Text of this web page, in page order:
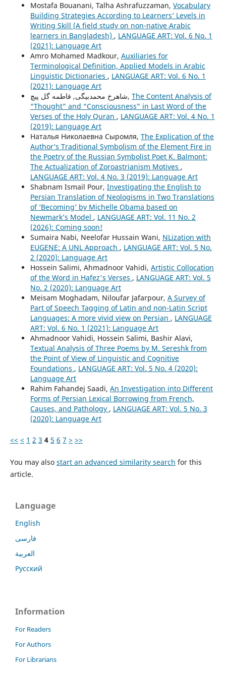
Mostafa Bouanani, Talha Ashrafuzzaman, Vocabulary
Building Strategies According to Learners’ Levels in
Writing Skill (A field study on non-native Arabic
learners in Bangladesh) , LANGUAGE ART: Vol. 6 No. 1
(2021): Language Art
Amro Mohamed Madkour, Auxiliaries for
Terminological Definition, Applied Models in Arabic
Linguistic Dictionaries , LANGUAGE ART: Vol. 6 No. 1
(2021): Language Art
شاهرخ محمدبیگی, فاطمه گل پیچ, The Content Analysis of
“Thought” and “Consciousness” in Last Word of the
Verses of the Holy Quran , LANGUAGE ART: Vol. 4 No. 1
(2019): Language Art
Наталья Николаевна Сыромля, The Explication of the
Author’s Traditional Symbolism of the Element Fire in
the Poetry of the Russian Symbolist Poet K. Balmont:
The Actualization of Zoroastrianism Motives ,
LANGUAGE ART: Vol. 4 No. 3 (2019): Language Art
Shabnam Ismail Pour, Investigating the English to
Persian Translation of Neologisms in Two Translations
of ‘Becoming’ by Michelle Obama based on
Newmark’s Model , LANGUAGE ART: Vol. 11 No. 2
(2026): Coming soon!
Sumaira Nabi, Neelofar Hussain Wani, NLization with
EUGENE: A UNL Approach , LANGUAGE ART: Vol. 5 No.
2 (2020): Language Art
Hossein Salimi, Ahmadnoor Vahidi, Artistic Collocation
of the Word in Hafez's Verses , LANGUAGE ART: Vol. 5
No. 2 (2020): Language Art
Meisam Moghadam, Niloufar Jafarpour, A Survey of
Part of Speech Tagging of Latin and non-Latin Script
Languages: A more vivid view on Persian , LANGUAGE
ART: Vol. 6 No. 1 (2021): Language Art
Ahmadnoor Vahidi, Hossein Salimi, Bashir Alavi,
Textual Analysis of Three Poems by M. Sereshk from
the Point of View of Linguistic and Cognitive
Foundations , LANGUAGE ART: Vol. 5 No. 4 (2020):
Language Art
Rahim Fahandej Saadi, An Investigation into Different
Forms of Persian Lexical Borrowing from French,
Causes, and Pathology , LANGUAGE ART: Vol. 5 No. 3
(2020): Language Art
<< < 1 2 3 4 5 6 7 > >>
You may also start an advanced similarity search for this
article.
Language
English
فارسی
العربية
Русский
Information
For Readers
For Authors
For Librarians